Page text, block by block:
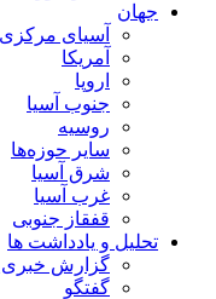
جهان
آسیای مرکزی
آمریکا
اروپا
جنوب آسیا
روسیه
سایر حوزه‌ها
شرق آسیا
غرب آسیا
قفقاز جنوبی
تحلیل و یادداشت ها
گزارش خبری
گفتگو